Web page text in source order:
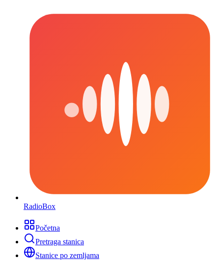
RadioBox
Početna
Pretraga stanica
Stanice po zemljama